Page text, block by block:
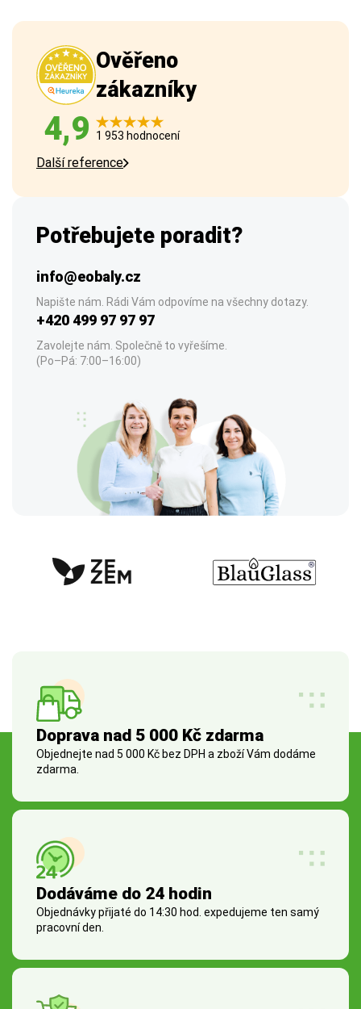
Ověřeno
zákazníky
4,9 1 953 hodnocení
Další reference
Potřebujete poradit?
info@eobaly.cz
Napište nám. Rádi Vám odpovíme na všechny dotazy.
+420 499 97 97 97
Zavolejte nám. Společně to vyřešíme.
(Po–Pá: 7:00–16:00)
Doprava nad 5 000 Kč zdarma
Objednejte nad 5 000 Kč bez DPH a zboží Vám dodáme
zdarma.
Dodáváme do 24 hodin
Objednávky přijaté do 14:30 hod. expedujeme ten samý
pracovní den.